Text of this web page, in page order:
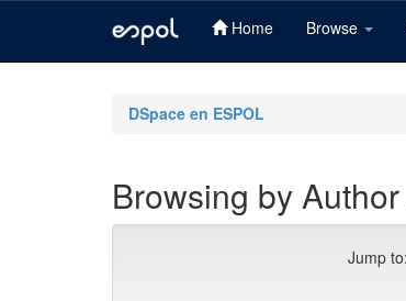
Home Browse
DSpace en ESPOL
Browsing by
Jump to: